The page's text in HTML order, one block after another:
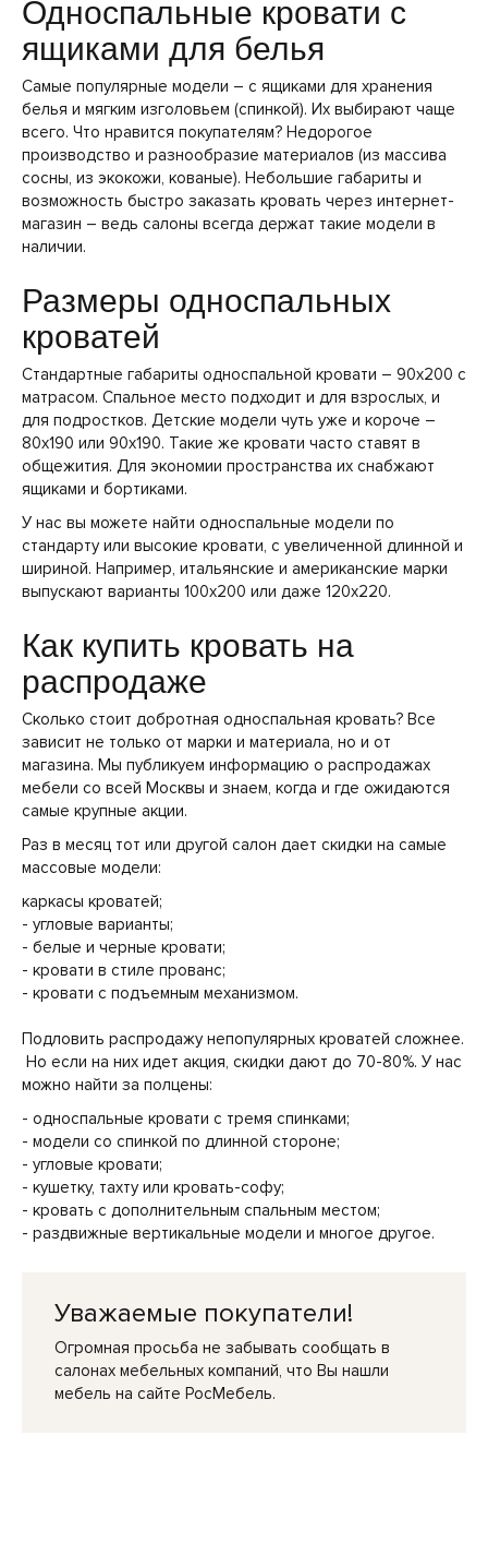
Односпальные кровати с
ящиками для белья
Самые популярные модели – с ящиками для хранения
белья и мягким изголовьем (спинкой). Их выбирают чаще
всего. Что нравится покупателям? Недорогое
производство и разнообразие материалов (из массива
сосны, из экокожи, кованые). Небольшие габариты и
возможность быстро заказать кровать через интернет-
магазин – ведь салоны всегда держат такие модели в
наличии.
Размеры односпальных
кроватей
Стандартные габариты односпальной кровати – 90х200 с
матрасом. Спальное место подходит и для взрослых, и
для подростков. Детские модели чуть уже и короче –
80х190 или 90х190. Такие же кровати часто ставят в
общежития. Для экономии пространства их снабжают
ящиками и бортиками.
У нас вы можете найти односпальные модели по
стандарту или высокие кровати, с увеличенной длинной и
шириной. Например, итальянские и американские марки
выпускают варианты 100х200 или даже 120х220.
Как купить кровать на
распродаже
Сколько стоит добротная односпальная кровать? Все
зависит не только от марки и материала, но и от
магазина. Мы публикуем информацию о распродажах
мебели со всей Москвы и знаем, когда и где ожидаются
самые крупные акции.
Раз в месяц тот или другой салон дает скидки на самые
массовые модели:
каркасы кроватей;
- угловые варианты;
- белые и черные кровати;
- кровати в стиле прованс;
- кровати с подъемным механизмом.
Подловить распродажу непопулярных кроватей сложнее.
Но если на них идет акция, скидки дают до 70-80%. У нас
можно найти за полцены:
- односпальные кровати с тремя спинками;
- модели со спинкой по длинной стороне;
- угловые кровати;
- кушетку, тахту или кровать-софу;
- кровать с дополнительным спальным местом;
- раздвижные вертикальные модели и многое другое.
Уважаемые покупатели!
Огромная просьба не забывать сообщать в
салонах мебельных компаний, что Вы нашли
мебель на сайте РосМебель.